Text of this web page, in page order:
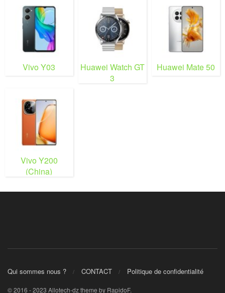
Vivo Y03
Huawei Watch GT
3
Huawei Mate 50
Vivo Y200
(China)
Qui sommes nous ? CONTACT Politique de confidentialité
© 2016 - 2023 Allotech-dz theme by RapidoF.